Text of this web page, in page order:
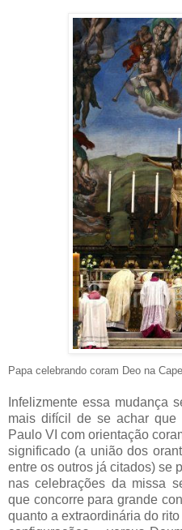
Papa celebrando coram Deo na
Infelizmente essa mudança
mais difícil de se achar
Paulo VI com orientação
significado (a união dos
entre os outros já citados) se
nas celebrações da missa
que concorre para grande
quanto a extraordinária do